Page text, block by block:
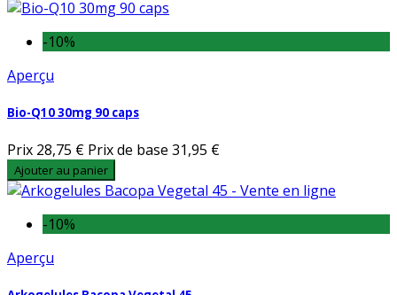
-10%
Aperçu
Bio-Q10 30mg 90 caps
Prix 28,75 € Prix de base 31,95 €
Ajouter au panier
-10%
Aperçu